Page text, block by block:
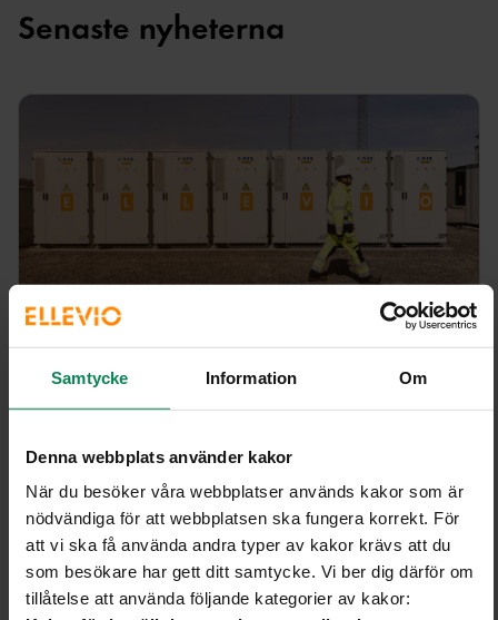
Samtycke Information Om
Denna webbplats använder kakor
När du besöker våra webbplatser används kakor som är
nödvändiga för att webbplatsen ska fungera korrekt. För
att vi ska få använda andra typer av kakor krävs att du
som besökare har gett ditt samtycke. Vi ber dig därför om
tillåtelse att använda följande kategorier av kakor:
Senaste nyheterna
Ellevios största energilager – nästa steg för
svenskenergiberedskap
Under början av 2026 driftsatte Ellevio Energy
Solutions (EES) tre nya energilager i
Mora, Söderala och Ormesta utanför Örebro.
Anläggningarna har en samlad effekt på 120 MW, 40
MW per plats, och är de största energilager EES hittills
byggt.